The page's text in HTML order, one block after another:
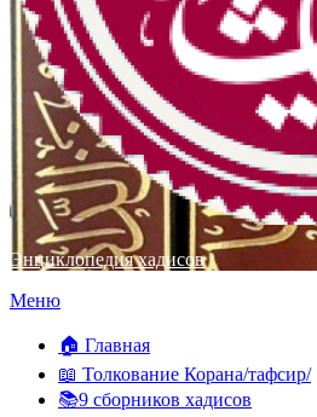
Энциклопедия хадисов
Перейти
содержимому
Меню
🏠 Главная
📖 Толкование Корана/тафсир/
📚9 сборников хадисов